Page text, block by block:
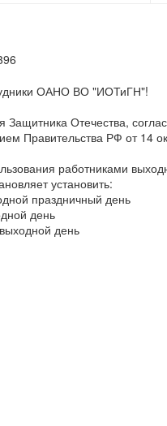
ОАНО ВО "ИОТиГН"!
Защитника Отечества,
Правительства РФ от 14
работниками
установить:
праздничный день
день
день